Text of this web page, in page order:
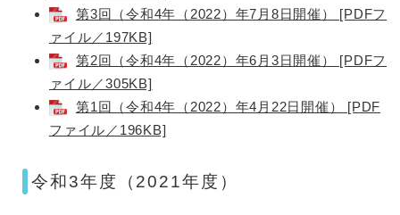
第3回（令和4年（2022）年7月8日開催） [PDFフ
ァイル／197KB]
第2回（令和4年（2022）年6月3日開催） [PDFフ
ァイル／305KB]
第1回（令和4年（2022）年4月22日開催） [PDF
ファイル／196KB]
令和3年度（2021年度）